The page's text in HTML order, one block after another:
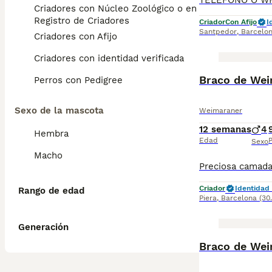
Criadores con Núcleo Zoológico o en el
Registro de Criadores
Criadores con Afijo
Criadores con identidad verificada
Perros con Pedigree
Sexo de la mascota
Hembra
Macho
Rango de edad
Generación
CriadorCon Afijo
Santpedor,
Braco de
Weimaraner
12 semanas
Edad
4
Sexo
Criador
Identidad
Piera, Barcelona
Braco de